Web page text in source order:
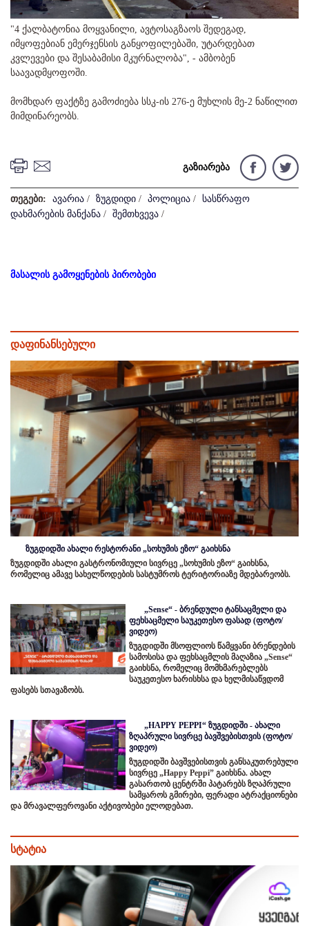
"4 ქალბატონია მოყვანილი, ავტოსაგზაოს შედეგად,
იმყოფებიან ემერჯენსის განყოფილებაში, უტარდებათ
კვლევები და შესაბამისი მკურნალობა", - ამბობენ
საავადმყოფოში.
მომხდარ ფაქტზე გამოძიება სსკ-ის 276-ე მუხლის მე-2 ნაწილით
მიმდინარეობს.
გაზიარება
თეგები: ავარია / ზუგდიდი / პოლიცია / სასწრაფო
დახმარების მანქანა / შემთხვევა /
მასალის გამოყენების პირობები
დაფინანსებული
ზუგდიდში ახალი რესტორანი „სოხუმის ეზო“ გაიხსნა
ზუგდიდში ახალი გასტრონომიული სივრცე „სოხუმის ეზო“ გაიხსნა,
რომელიც ამავე სახელწოდების სასტუმროს ტერიტორიაზე მდებარეობს.
„Sense“ - ბრენდული ტანსაცმელი და
ფეხსაცმელი საუკეთესო ფასად (ფოტო/
ვიდეო)
ზუგდიდში მსოფლიოს წამყვანი ბრენდების
სამოსისა და ფეხსაცმლის მაღაზია „Sense“
გაიხსნა, რომელიც მომხმარებლებს
საუკეთესო ხარისხსა და ხელმისაწვდომ
ფასებს სთავაზობს.
„HAPPY PEPPI“ ზუგდიდში - ახალი
ზღაპრული სივრცე ბავშვებისთვის (ფოტო/
ვიდეო)
ზუგდიდში ბავშვებისთვის განსაკუთრებული
სივრცე „Happy Peppi” გაიხსნა. ახალ
გასართობ ცენტრში პატარებს ზღაპრული
სამყაროს გმირები, ფერადი ატრაქციონები
და მრავალფეროვანი აქტივობები ელოდებათ.
სტატია